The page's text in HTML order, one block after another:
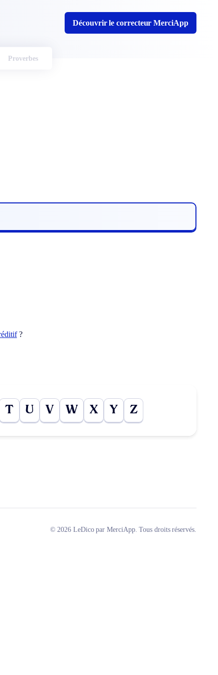
Découvrir le correcteur MerciApp
Proverbes
?
T U V W X Y Z
© 2026 LeDico par MerciApp. Tous droits réservés.